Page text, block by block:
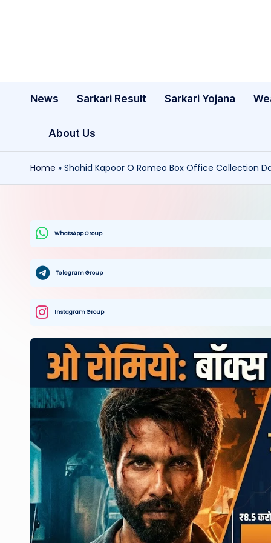
News Sarkari Result Sarkari Yojana
About Us
Home » Shahid Kapoor O Romeo Box Office Collection Day
WhatsApp Group
Telegram Group
Instagram Group